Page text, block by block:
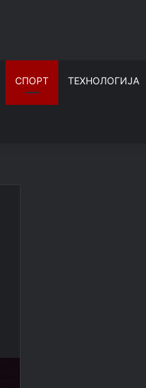
СПОРТ ТЕХНОЛОГИЈА